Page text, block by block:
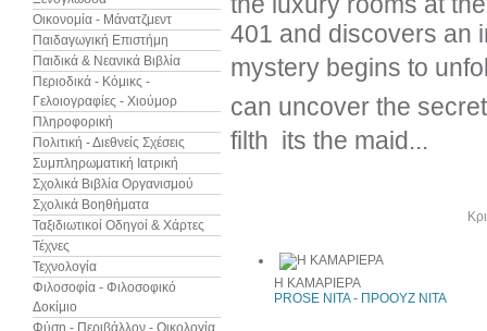
Οικονομία - Μάνατζμεντ
Παιδαγωγική Επιστήμη
Παιδικά & Νεανικά Βιβλία
Περιοδικά - Κόμικς -
Γελοιογραφίες - Χιούμορ
Πληροφορική
Πολιτική - Διεθνείς Σχέσεις
Συμπληρωματική Ιατρική
Σχολικά Βιβλία Οργανισμού
Σχολικά Βοηθήματα
Ταξιδιωτικοί Οδηγοί & Χάρτες
Τέχνες
Τεχνολογία
Φιλοσοφία - Φιλοσοφικό
Δοκίμιο
Φύση - Περιβάλλον - Οικολογία
401 and discovers an
mystery begins to
can uncover the
filth  its the maid...
Η ΚΑΜΑΡΙΕΡΑ
PROSE NITA - ΠΡΟΟΥΖ ΝΙΤΑ